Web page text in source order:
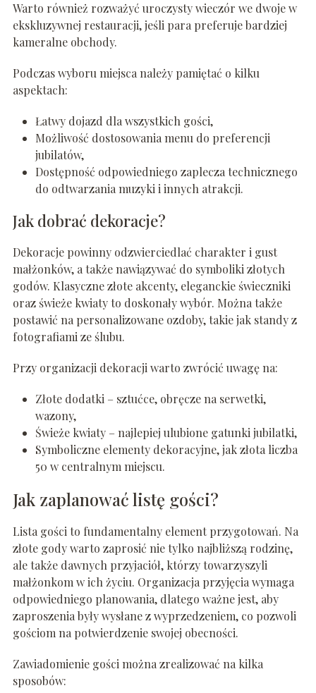
Warto również rozważyć uroczysty wieczór we dwoje w
ekskluzywnej restauracji, jeśli para preferuje bardziej
kameralne obchody.
Podczas wyboru miejsca należy pamiętać o kilku
aspektach:
Łatwy dojazd dla wszystkich gości,
Możliwość dostosowania menu do preferencji
jubilatów,
Dostępność odpowiedniego zaplecza technicznego
do odtwarzania muzyki i innych atrakcji.
Jak dobrać dekoracje?
Dekoracje powinny odzwierciedlać charakter i gust
małżonków, a także nawiązywać do symboliki złotych
godów. Klasyczne złote akcenty, eleganckie świeczniki
oraz świeże kwiaty to doskonały wybór. Można także
postawić na personalizowane ozdoby, takie jak standy z
fotografiami ze ślubu.
Przy organizacji dekoracji warto zwrócić uwagę na:
Złote dodatki – sztućce, obręcze na serwetki,
wazony,
Świeże kwiaty – najlepiej ulubione gatunki jubilatki,
Symboliczne elementy dekoracyjne, jak złota liczba
50 w centralnym miejscu.
Jak zaplanować listę gości?
Lista gości to fundamentalny element przygotowań. Na
złote gody warto zaprosić nie tylko najbliższą rodzinę,
ale także dawnych przyjaciół, którzy towarzyszyli
małżonkom w ich życiu. Organizacja przyjęcia wymaga
odpowiedniego planowania, dlatego ważne jest, aby
zaproszenia były wysłane z wyprzedzeniem, co pozwoli
gościom na potwierdzenie swojej obecności.
Zawiadomienie gości można zrealizować na kilka
sposobów: